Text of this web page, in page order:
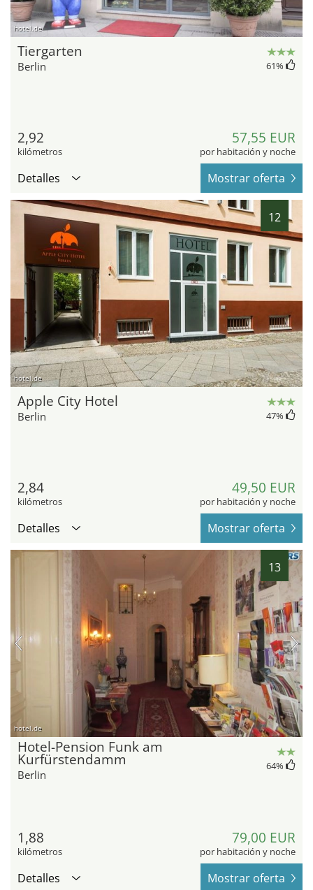
hotel.de
Tiergarten
Berlin 61%
2,92
kilómetros
57,55 EUR
por habitación y noche
Detalles Mostrar oferta
12
hotel.de
Apple City Hotel
Berlin 47%
2,84
kilómetros
49,50 EUR
por habitación y noche
Detalles Mostrar oferta
13
hotel.de
Hotel-Pension Funk am
Kurfürstendamm
Berlin
64%
1,88
kilómetros
79,00 EUR
por habitación y noche
Detalles Mostrar oferta